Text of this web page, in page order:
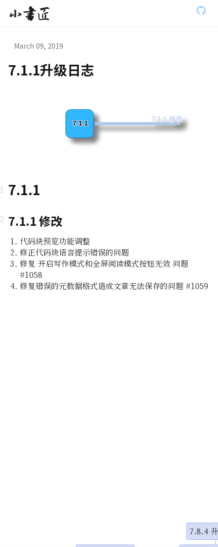
小书匠
March 09, 2019
7.1.1升级日志
7.1.1
7.1.1 修改
7.1.1
7.1.1 修改
代码块预览功能调整
修正代码块语言提示错误的问题
修复 开启写作模式和全屏阅读模式按钮无效 问题
#1058
修复错误的元数据格式造成文章无法保存的问题 #1059
7.8.4
式演